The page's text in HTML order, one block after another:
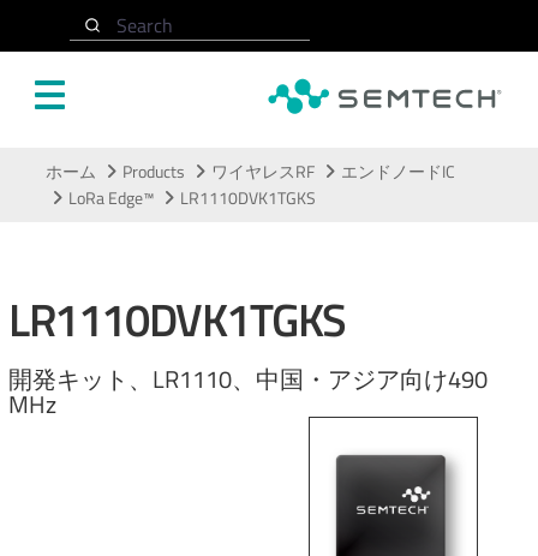
Search
ホーム Products ワイヤレスRF
エンドノードIC
LoRa Edge™
LR1110DVK1TGKS
LR1110DVK1TGKS
開発キット、LR1110、中国・アジア向け490
MHz